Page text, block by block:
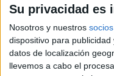
Su privacidad es
Nosotros y nuestros socios
dispositivo para
datos de localización
llevemos a cabo el